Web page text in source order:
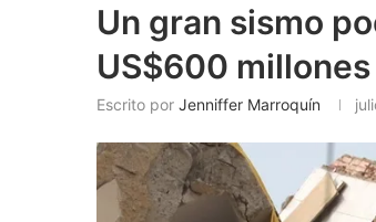
Un gran sismo
US$600 millones
Escrito por Jenniffer Marroquín